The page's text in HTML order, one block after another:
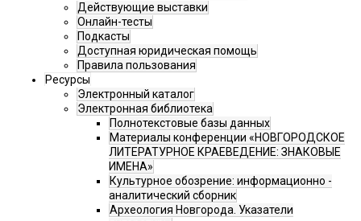
Действующие выставки
Онлайн-тесты
Подкасты
Доступная юридическая помощь
Правила пользования
Ресурсы
Электронный каталог
Электронная библиотека
Полнотекстовые базы данных
Материалы конференции «НОВГОРОДСКОЕ
ЛИТЕРАТУРНОЕ КРАЕВЕДЕНИЕ: ЗНАКОВЫЕ
ИМЕНА»
Культурное обозрение: информационно -
аналитический сборник
Археология Новгорода. Указатели